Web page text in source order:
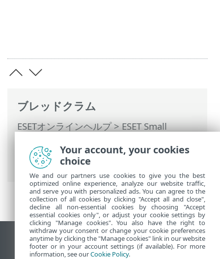
ブレッドクラム
ESETオンラインヘルプ>ESET Small
Securityの操作>詳細設定 >検査> クラウ
ドベース保護
デスクトップサイトの表示
End of Life
Your account, your cookies
choice
We and our partners use cookies to give you the best
optimized online experience, analyze our website traffic,
and serve you with personalized ads. You can agree to the
collection of all cookies by clicking "Accept all and close",
decline all non-essential cookies by choosing "Accept
essential cookies only", or adjust your cookie settings by
clicking "Manage cookies". You also have the right to
withdraw your consent or change your cookie preferences
anytime by clicking the "Manage cookies" link in our website
footer or in your account settings (if available). For more
information, see ourCookie Policy.